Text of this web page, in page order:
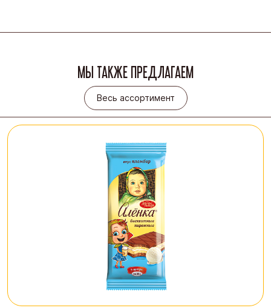
МЫ ТАКЖЕ ПРЕДЛАГАЕМ
Весь ассортимент
Весь ассортимент